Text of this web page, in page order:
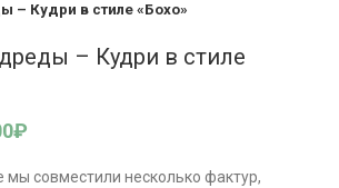
– Кудри в стиле «Бохо»
– Кудри в стиле
₽
мы совместили несколько фактур,